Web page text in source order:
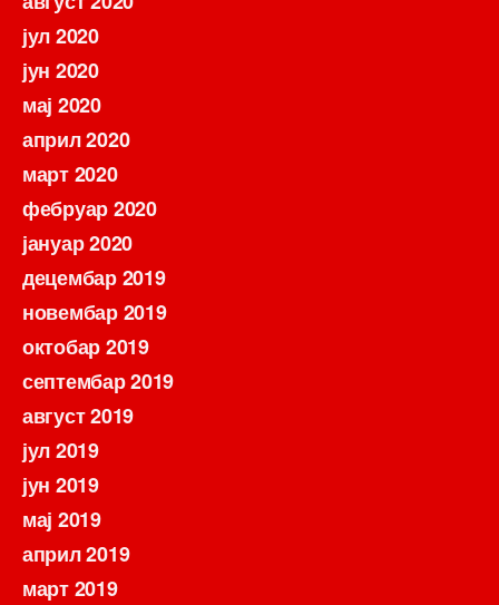
јул 2020
јун 2020
мај 2020
април 2020
март 2020
фебруар 2020
јануар 2020
децембар 2019
новембар 2019
октобар 2019
септембар 2019
август 2019
јул 2019
јун 2019
мај 2019
април 2019
март 2019